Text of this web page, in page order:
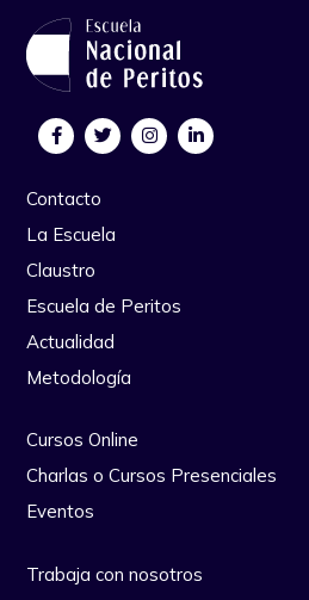
Contacto
La Escuela
Claustro
Escuela de Peritos
Actualidad
Metodología
Cursos Online
Charlas o Cursos Presenciales
Eventos
Trabaja con nosotros